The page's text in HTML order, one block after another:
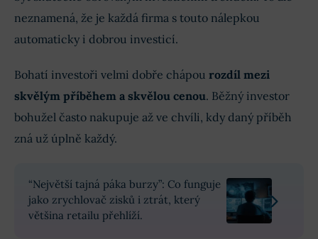
neznamená, že je každá firma s touto nálepkou
automaticky i dobrou investicí.
Bohatí investoři velmi dobře chápou rozdíl mezi
skvělým příběhem a skvělou cenou. Běžný investor
bohužel často nakupuje až ve chvíli, kdy daný příběh
zná už úplně každý.
“Největší tajná páka burzy”: Co funguje
jako zrychlovač zisků i ztrát, který
většina retailu přehlíží.